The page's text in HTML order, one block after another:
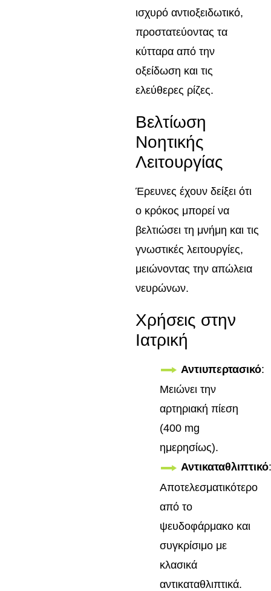
ισχυρό αντιοξειδωτικό,
προστατεύοντας τα
κύτταρα από την
οξείδωση και τις
ελεύθερες ρίζες.
Βελτίωση
Νοητικής
Λειτουργίας
Έρευνες έχουν δείξει ότι
ο κρόκος μπορεί να
βελτιώσει τη μνήμη και τις
γνωστικές λειτουργίες,
μειώνοντας την απώλεια
νευρώνων.
Χρήσεις στην
Ιατρική
Αντιυπερτασικό:
Μειώνει την
αρτηριακή πίεση
(400 mg
ημερησίως).
Αντικαταθλιπτικό:
Αποτελεσματικότερο
από το
ψευδοφάρμακο και
συγκρίσιμο με
κλασικά
αντικαταθλιπτικά.